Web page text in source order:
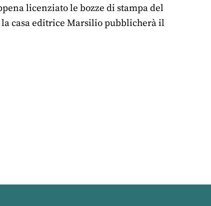
licenziato le bozze di stampa del
casa editrice Marsilio pubblicherà il